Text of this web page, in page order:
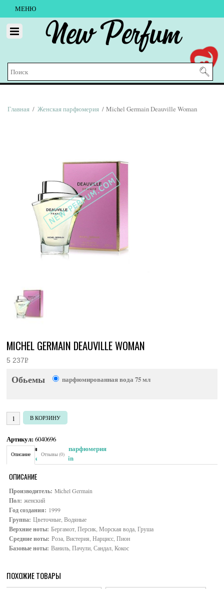
МЕНЮ
New Perfum
Главная / Женская парфюмерия / Michel Germain Deauville Woman
MICHEL GERMAIN DEAUVILLE WOMAN
5 237Р
Обьемы парфюмированная вода 75 мл
Количество товара Michel Germain Deauville Woman
В КОРЗИНУ
Артикул:6040696
Категория:
Женская парфюмерия
Brand:Michel Germain
Описание Отзывы (0)
ОПИСАНИЕ
Производитель: Michel Germain
Пол: женский
Год создания: 1999
Группа: Цветочные, Водяные
Верхние ноты: Бергамот, Персик, Морская вода, Груша
Средние ноты: Роза, Вистерия, Нарцисс, Пион
Базовые ноты:Ваниль, Пачули, Сандал, Кокос
ПОХОЖИЕ ТОВАРЫ